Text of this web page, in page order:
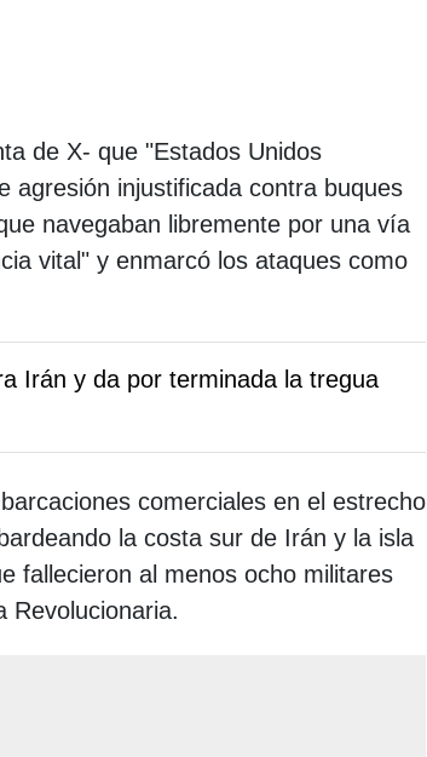
de X- que "Estados Unidos
agresión injustificada contra buques
navegaban libremente por una vía
vital" y enmarcó los ataques como
Irán y da por terminada la tregua
comerciales en el estrecho
la costa sur de Irán y la isla
fallecieron al menos ocho militares
Revolucionaria.